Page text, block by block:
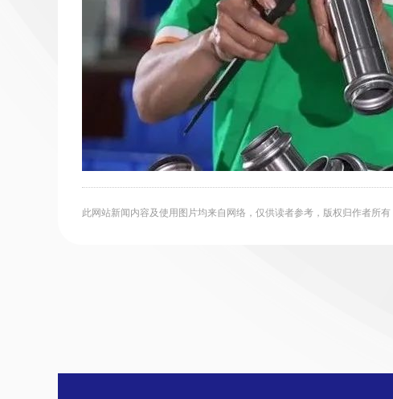
此网站新闻内容及使用图片均来自网络，仅供读者参考，版权归作者所